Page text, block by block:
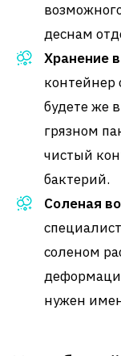
деснам
Хранение
контейнер
будете же
грязном
чистый
бактерий.
Соленая
соленом
нужен